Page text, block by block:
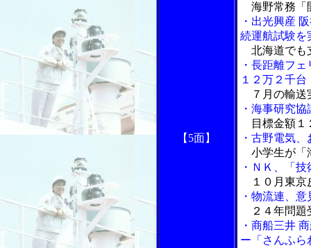
【5面】
海野常務「
・出光興産
続運航試験を
北海道でも
・長距離フ
１２万２千台
７月の輸送
・海事研究
目標金額１
・古野電気
小学生が「
・ＮＫ、「
１０月東京
・物流連、
２４年問題
・商船三井
ー「さんふら